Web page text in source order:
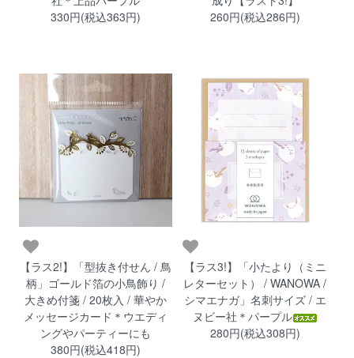
330円(税込363円)
260円(税込286円)
【ラス2!】「型抜き付せん / 鳥
柄」ゴールド箔の小鳥飾り /
大きめ付箋 / 20枚入 / 華やか
メッセージカード＊ウエディ
ングやパーティーにも
380円(税込418円)
【ラス3!】「小たより（ミニ
レターセット） / WANOWA /
シマエナガ」名刺サイズ / エ
ヌビー社＊パープル
280円(税込308円)